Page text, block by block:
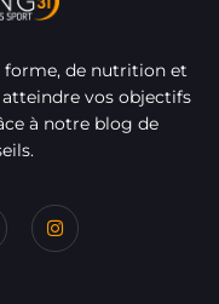
forme, de nutrition et
vos objectifs
à notre blog de